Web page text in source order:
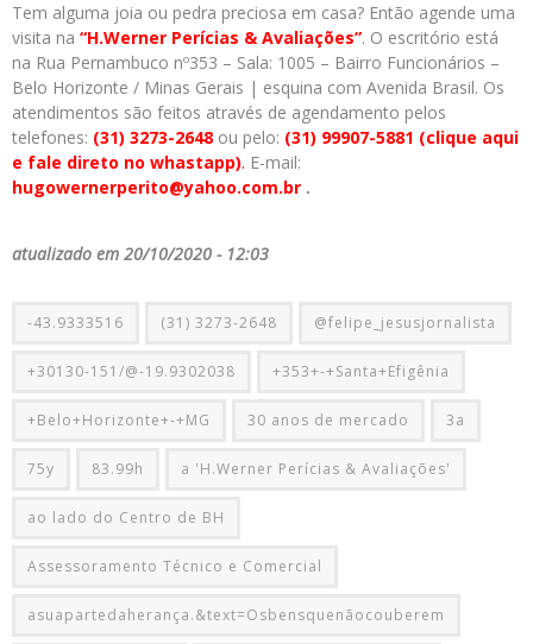
Tem alguma joia ou pedra preciosa em casa? Então agende uma
visita na “H.Werner Perícias & Avaliações”. O escritório está
na Rua Pernambuco nº353 – Sala: 1005 – Bairro Funcionários –
Belo Horizonte / Minas Gerais | esquina com Avenida Brasil. Os
atendimentos são feitos através de agendamento pelos
telefones: (31) 3273-2648 ou pelo: (31) 99907-5881 (clique aqui
e fale direto no whastapp). E-mail:
hugowernerperito@yahoo.com.br .
atualizado em 20/10/2020 - 12:03
-43.9333516 (31) 3273-2648 @felipe_jesusjornalista
+30130-151/@-19.9302038 +353+-+Santa+Efigênia
+Belo+Horizonte+-+MG 30 anos de mercado 3a
75y 83.99h a 'H.Werner Perícias & Avaliações'
ao lado do Centro de BH
Assessoramento Técnico e Comercial
asuapartedaherança.&text=Osbensquenãocouberem